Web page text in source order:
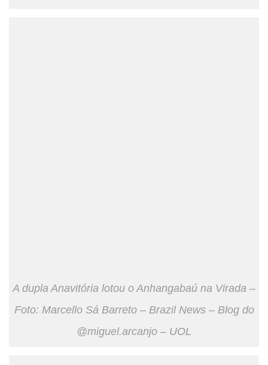
A dupla Anavitória lotou o Anhangabaú na Virada –
Foto: Marcello Sá Barreto – Brazil News – Blog do
@miguel.arcanjo – UOL